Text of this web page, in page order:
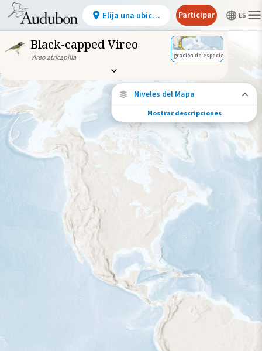
Black-capped Vireo
Vireo atricapilla Migración de especies
Niveles del Mapa
Conexiones de especies
Elija cualquier ubicación en el mapa para
ver dónde más se han vuelto a encontrar
aves marcadas de esta especie.
Ubicaciones con disponibilidad
Ubicaciones conectadas
Gama de especies por estación
Gama de verano
Rango de invierno
Rango a lo largo del año
Mostrar descripciones
Elija una ubicación Participar